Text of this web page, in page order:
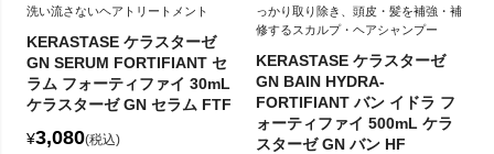
洗い流さないヘアトリートメント
KERASTASE ケラスターゼ
GN SERUM FORTIFIANT セ
ラム フォーティファイ 30mL
ケラスターゼ GN セラム FTF
¥3,080 税込
っかり取り除き、頭皮・髪を補強・補
修するスカルプ・ヘアシャンプー
KERASTASE ケラスターゼ
GN BAIN HYDRA-
FORTIFIANT バン イドラ フ
ォーティファイ 500mL ケラ
スターゼ GN バン HF